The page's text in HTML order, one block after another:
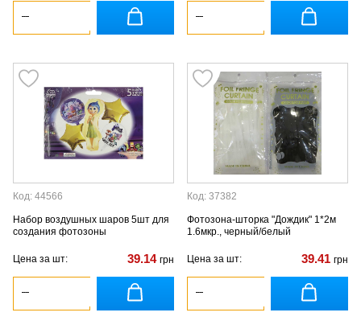
Код: 44566
Набор воздушных шаров 5шт для
создания фотозоны
Цена за шт: 39.14 грн
Код: 37382
Фотозона-шторка "Дождик" 1*2м
1.6мкр., черный/белый
Цена за шт: 39.41 грн